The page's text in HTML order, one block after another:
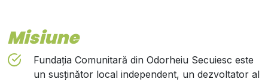
Misiune
Fundația Comunitară din Odorheiu Secuiesc este
un susținător local independent, un dezvoltator al